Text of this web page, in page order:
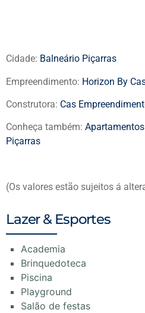
Cidade: Balneário Piçarras
Empreendimento: Horizon By
Construtora: Cas
Conheça também:
Piçarras
(Os valores estão sujeitos á
Lazer & Esportes
Academia
Brinquedoteca
Piscina
Playground
Salão de festas